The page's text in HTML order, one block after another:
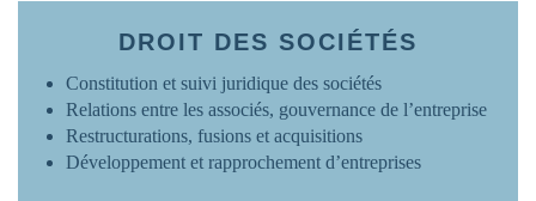
DROIT DES SOCIÉTÉS
Constitution et suivi juridique des sociétés
Relations entre les associés, gouvernance de l’entreprise
Restructurations, fusions et acquisitions
Développement et rapprochement d’entreprises